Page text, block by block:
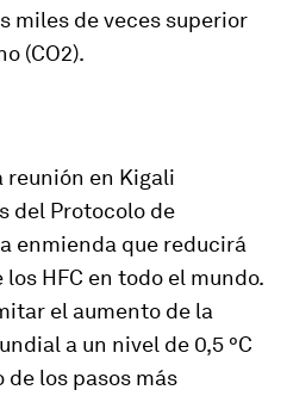
miles de veces superior
(CO2).
reunión en Kigali
del Protocolo de
enmienda que reducirá
HFC en todo el mundo.
el aumento de la
a un nivel de 0,5 °C
de los pasos más